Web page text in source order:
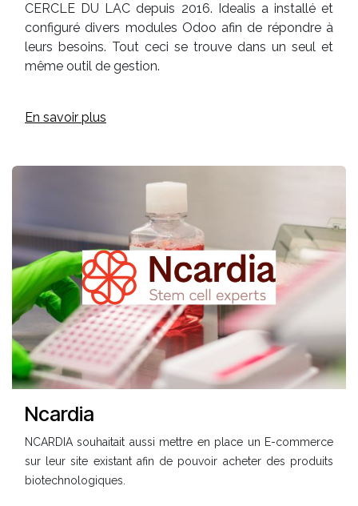
CERCLE DU LAC depuis 2016. Idealis a installé et
configuré divers modules Odoo afin de répondre à
leurs besoins. Tout ceci se trouve dans un seul et
même outil de gestion.
En savoir plus
Ncardia
NCARDIA souhaitait aussi mettre en place un E-commerce
sur leur site existant afin de pouvoir acheter des produits
biotechnologiques.